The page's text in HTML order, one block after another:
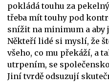
pokládá touhu za
třeba mít touhy pod
snížit na minimum a aby
Někteří lidé si myslí, že
všeho, co mu překáží, a
utrpením, se
Jiní tvrdě odsuzují